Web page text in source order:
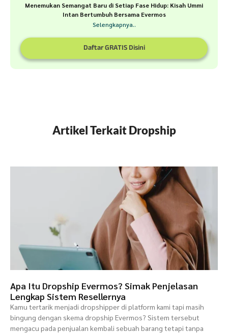
Menemukan Semangat Baru di Setiap Fase Hidup: Kisah Ummi
Intan Bertumbuh Bersama Evermos
Selengkapnya..
Daftar GRATIS Disini
Artikel Terkait Dropship
Apa Itu Dropship Evermos? Simak Penjelasan
Lengkap Sistem Resellernya
Kamu tertarik menjadi dropshipper di platform kami tapi masih
bingung dengan skema dropship Evermos? Sistem tersebut
mengacu pada penjualan kembali sebuah barang tetapi tanpa